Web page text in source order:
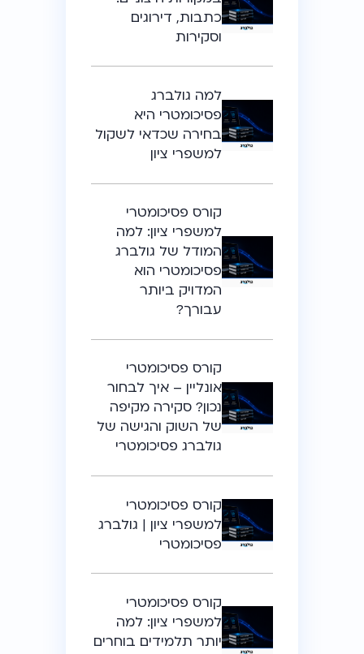
כתבות, דירוגים
וסקירות
למה גולברג
פסיכומטרי היא
בחירה שכדאי לשקול
למשפרי ציון
קורס פסיכומטרי
למשפרי ציון: למה
המודל של גולברג
פסיכומטרי הוא
המדויק ביותר
עבורך?
קורס פסיכומטרי
אונליין – איך לבחור
נכון? סקירה מקיפה
של השוק והגישה של
גולברג פסיכומטרי
קורס פסיכומטרי
למשפרי ציון | גולברג
פסיכומטרי
קורס פסיכומטרי
למשפרי ציון: למה
יותר תלמידים בוחרים